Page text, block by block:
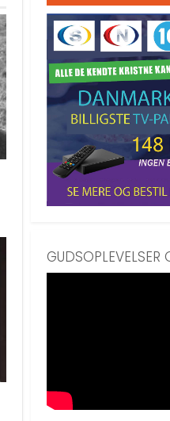
GUDSOPLEVELSER